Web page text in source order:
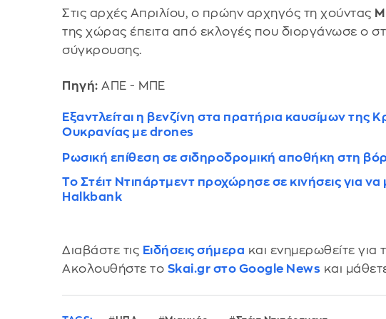
Στις αρχές Απριλίου, ο πρώην αρχηγός τη χούντας
της χώρας έπειτα από εκλογές που διοργάνωσε ο
σύγκρουσης.
Πηγή: ΑΠΕ - ΜΠΕ
Εξαντλείται η βενζίνη στα πρατήρια καυσίμων της
Ουκρανίας με drones
Ρωσική επίθεση σε σιδηροδρομική αποθήκη στη
Το Στέιτ Ντιπάρτμεντ προχώρησε σε κινήσεις για
Halkbank
Διαβάστε τις Ειδήσεις σήμερα και ενημερωθείτε
Ακολουθήστε το Skai.gr στο Google News και